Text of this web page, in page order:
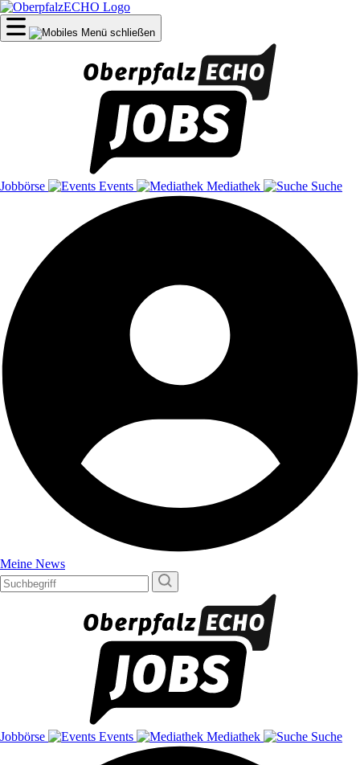
Jobbörse Events Mediathek Suche
Meine News
Jobbörse Events Mediathek Suche